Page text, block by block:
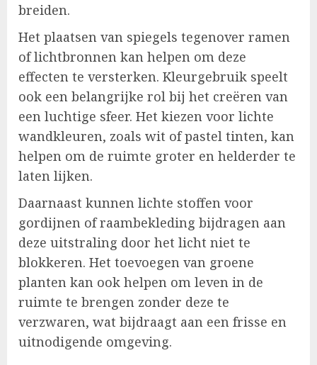
breiden.
Het plaatsen van spiegels tegenover ramen
of lichtbronnen kan helpen om deze
effecten te versterken. Kleurgebruik speelt
ook een belangrijke rol bij het creëren van
een luchtige sfeer. Het kiezen voor lichte
wandkleuren, zoals wit of pastel tinten, kan
helpen om de ruimte groter en helderder te
laten lijken.
Daarnaast kunnen lichte stoffen voor
gordijnen of raambekleding bijdragen aan
deze uitstraling door het licht niet te
blokkeren. Het toevoegen van groene
planten kan ook helpen om leven in de
ruimte te brengen zonder deze te
verzwaren, wat bijdraagt aan een frisse en
uitnodigende omgeving.